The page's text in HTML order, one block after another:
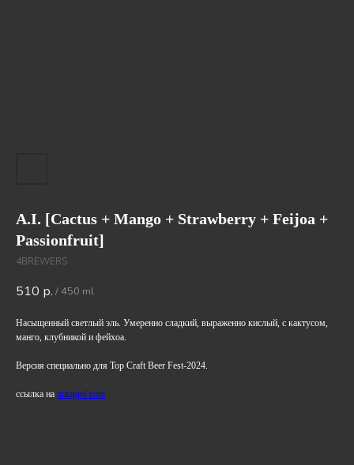
A.I. [Cactus + Mango + Strawberry + Feijoa +
Passionfruit]
4BREWERS
510 р. / 450 ml
Насыщенный светлый эль. Умеренно сладкий, выраженно кислый, с кактусом,
манго, клубникой и фейхоа.
Версия специально для Top Craft Beer Fest-2024.
ссылка на untappd.com